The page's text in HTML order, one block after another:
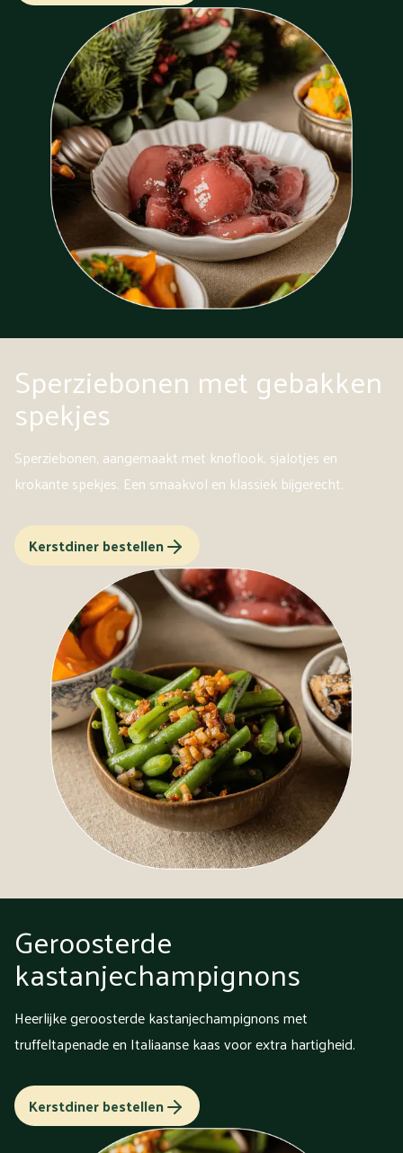
Sperziebonen met gebakken
spekjes
Sperziebonen, aangemaakt met knoflook, sjalotjes en
krokante spekjes. Een smaakvol en klassiek bijgerecht.
Kerstdiner bestellen
Geroosterde
kastanjechampignons
Heerlijke geroosterde kastanjechampignons met
truffeltapenade en Italiaanse kaas voor extra hartigheid.
Kerstdiner bestellen